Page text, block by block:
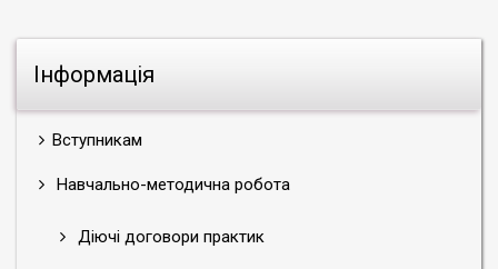
Інформація
Вступникам
Навчально-методична робота
Діючі договори практик